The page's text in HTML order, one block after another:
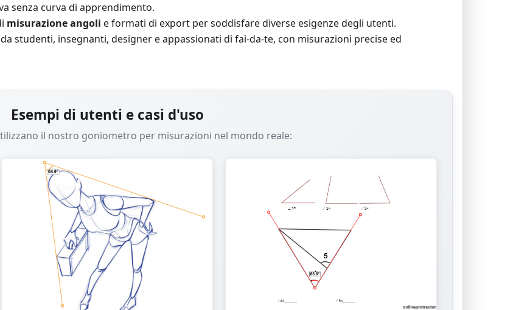
senza curva di apprendimento.
misurazione angoli e formati di export per soddisfare diverse esigenze degli utenti.
studenti, insegnanti, designer e appassionati di fai-da-te, con misurazioni precise ed
Esempi di utenti e casi d'uso
il nostro goniometro per misurazioni nel mondo reale: